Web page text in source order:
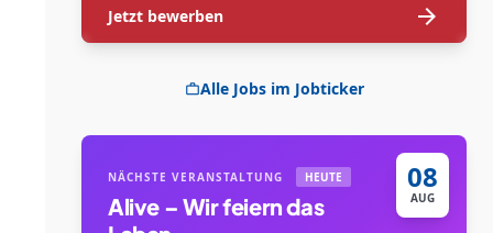
Jetzt bewerben arrow_forward
workAlle Jobs im Jobticker
08
AUG
NÄCHSTE VERANSTALTUNG HEUTE
Alive – Wir feiern das